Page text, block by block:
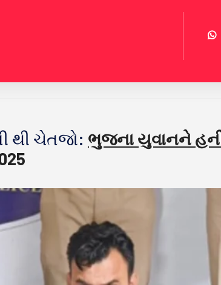
થી ચેતજો: ભુજના યુવાનને